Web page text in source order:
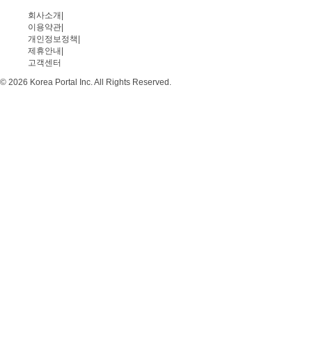
회사소개
이용약관
개인정보정책
제휴안내
고객센터
© 2026 Korea Portal Inc. All Rights Reserved.